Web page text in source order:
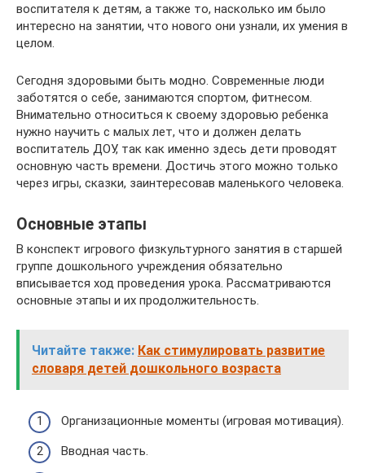
воспитателя к детям, а также то, насколько им было
интересно на занятии, что нового они узнали, их умения в
целом.
Сегодня здоровыми быть модно. Современные люди
заботятся о себе, занимаются спортом, фитнесом.
Внимательно относиться к своему здоровью ребенка
нужно научить с малых лет, что и должен делать
воспитатель ДОУ, так как именно здесь дети проводят
основную часть времени. Достичь этого можно только
через игры, сказки, заинтересовав маленького человека.
Основные этапы
В конспект игрового физкультурного занятия в старшей
группе дошкольного учреждения обязательно
вписывается ход проведения урока. Рассматриваются
основные этапы и их продолжительность.
Читайте также: Как стимулировать развитие
словаря детей дошкольного возраста
Организационные моменты (игровая мотивация).
Вводная часть.